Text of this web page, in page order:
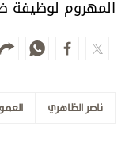
المهروم لوظيفة
ناصر الظاهري